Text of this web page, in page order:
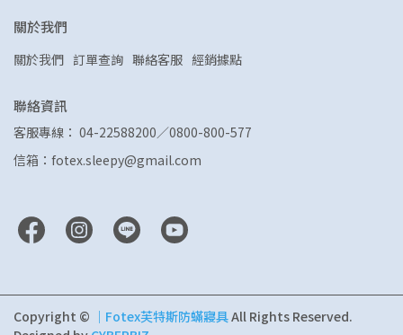
關於我們
關於我們 訂單查詢 聯絡客服 經銷據點
聯絡資訊
客服專線： 04-22588200／0800-800-577
信箱：fotex.sleepy@gmail.com
Copyright © ｜Fotex芙特斯防蟎寢具All Rights Reserved.